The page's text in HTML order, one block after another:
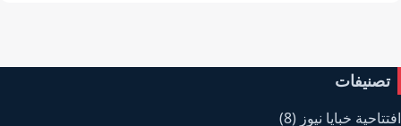
تصنيفات
افتتاحية خبايا نيوز (8)